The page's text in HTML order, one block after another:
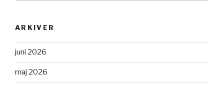
ARKIVER
juni 2026
maj 2026